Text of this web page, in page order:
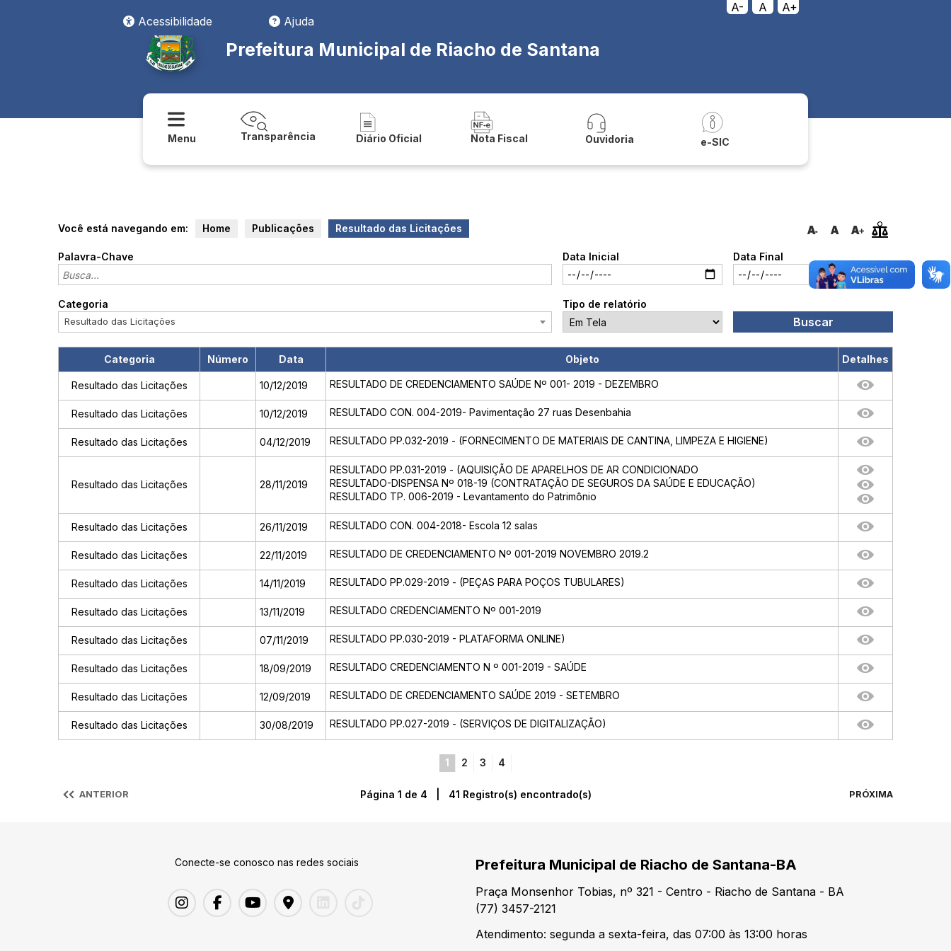
A- A
A+
Acessibilidade
Ajuda
Prefeitura Municipal de Riacho de Santana
Menu Transparência Diário Oficial Nota Fiscal Ouvidoria e-SIC
Você está navegando em: Home Publicações Resultado das Licitações
Palavra-Chave Data Inicial Data Final
Categoria
Resultado das Licitações
Tipo de relatório
Categoria Número Data Objeto Detalhes
Resultado das Licitações 10/12/2019 RESULTADO DE CREDENCIAMENTO SAÚDE Nº 001- 2019 - DEZEMBRO
Resultado das Licitações 10/12/2019 RESULTADO CON. 004-2019- Pavimentação 27 ruas Desenbahia
Resultado das Licitações 04/12/2019 RESULTADO PP.032-2019 - (FORNECIMENTO DE MATERIAIS DE CANTINA, LIMPEZA E HIGIENE)
Resultado das Licitações 28/11/2019
RESULTADO PP.031-2019 - (AQUISIÇÃO DE APARELHOS DE AR CONDICIONADO
RESULTADO-DISPENSA Nº 018-19 (CONTRATAÇÃO DE SEGUROS DA SAÚDE E EDUCAÇÃO)
RESULTADO TP. 006-2019 - Levantamento do Patrimônio
Resultado das Licitações 26/11/2019 RESULTADO CON. 004-2018- Escola 12 salas
Resultado das Licitações 22/11/2019 RESULTADO DE CREDENCIAMENTO Nº 001-2019 NOVEMBRO 2019.2
Resultado das Licitações 14/11/2019 RESULTADO PP.029-2019 - (PEÇAS PARA POÇOS TUBULARES)
Resultado das Licitações 13/11/2019 RESULTADO CREDENCIAMENTO Nº 001-2019
Resultado das Licitações 07/11/2019 RESULTADO PP.030-2019 - PLATAFORMA ONLINE)
Resultado das Licitações 18/09/2019 RESULTADO CREDENCIAMENTO N º 001-2019 - SAÚDE
Resultado das Licitações 12/09/2019 RESULTADO DE CREDENCIAMENTO SAÚDE 2019 - SETEMBRO
Resultado das Licitações 30/08/2019 RESULTADO PP.027-2019 - (SERVIÇOS DE DIGITALIZAÇÃO)
1 2 3 4
ANTERIOR Página 1 de 4 | 41 Registro(s) encontrado(s) PRÓXIMA
Conecte-se conosco nas redes sociais Prefeitura Municipal de Riacho de Santana-BA
Praça Monsenhor Tobias, nº 321 - Centro - Riacho de Santana - BA
(77) 3457-2121
Atendimento: segunda a sexta-feira, das 07:00 às 13:00 horas